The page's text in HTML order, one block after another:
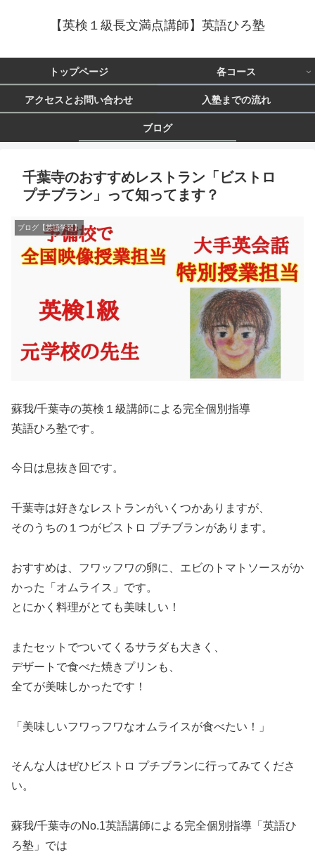
【英検１級長文満点講師】英語ひろ塾
トップページ 各コース
アクセスとお問い合わせ 入塾までの流れ
ブログ
千葉寺のおすすめレストラン「ビストロ
プチブラン」って知ってます？
ブログ【英語学習】
蘇我/千葉寺の英検１級講師による完全個別指導
英語ひろ塾です。
今日は息抜き回です。
千葉寺は好きなレストランがいくつかありますが、
そのうちの１つがビストロ プチブランがあります。
おすすめは、フワッフワの卵に、エビのトマトソースがか
かった「オムライス」です。
とにかく料理がとても美味しい！
またセットでついてくるサラダも大きく、
デザートで食べた焼きプリンも、
全てが美味しかったです！
「美味しいフワっフワなオムライスが食べたい！」
そんな人はぜひビストロ プチブランに行ってみてくださ
い。
蘇我/千葉寺のNo.1英語講師による完全個別指導「英語ひ
ろ塾」では